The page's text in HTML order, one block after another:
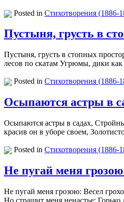
Posted in Стихотворения (1886-
Пустыня, грусть в
Пустыня, грусть в стопных
лесов по скатам Угрюмы, дики
Posted in Стихотворения (1886-
Осыпаются астры в
Осыпаются астры в садах,
красив он в уборе своем,
Posted in Стихотворения (1886-
Не пугай меня
Не пугай меня грозою: Весел
Но страшит меня ненастье: